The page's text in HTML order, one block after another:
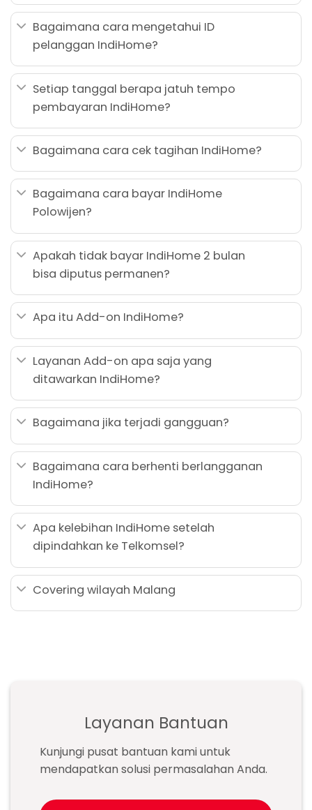
Bagaimana cara mengetahui ID
pelanggan IndiHome?
Setiap tanggal berapa jatuh tempo
pembayaran IndiHome?
Bagaimana cara cek tagihan IndiHome?
Bagaimana cara bayar IndiHome
Polowijen?
Apakah tidak bayar IndiHome 2 bulan
bisa diputus permanen?
Apa itu Add-on IndiHome?
Layanan Add-on apa saja yang
ditawarkan IndiHome?
Bagaimana jika terjadi gangguan?
Bagaimana cara berhenti berlangganan
IndiHome?
Apa kelebihan IndiHome setelah
dipindahkan ke Telkomsel?
Covering wilayah Malang
Layanan Bantuan
Kunjungi pusat bantuan kami untuk
mendapatkan solusi permasalahan Anda.